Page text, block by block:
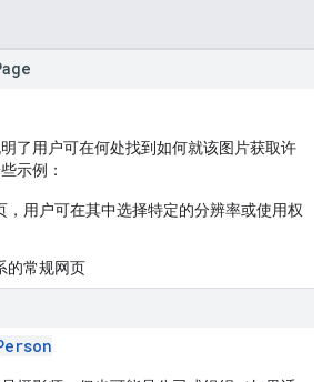
了用户可在何处找到如何就该图片获取许
示例：
，用户可在其中选择特定的分辨率或使用权
的常规网页